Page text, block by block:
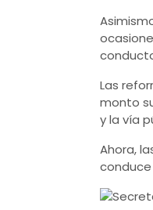
Las
monto
y la vía
Ahora,